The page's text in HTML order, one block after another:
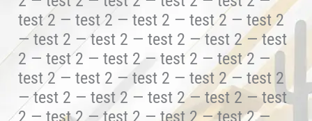
test 2 — test 2 — test 2 — test 2 — test 2
— test 2 — test 2 — test 2 — test 2 — test
2 — test 2 — test 2 — test 2 — test 2 —
test 2 — test 2 — test 2 — test 2 — test 2
— test 2 — test 2 — test 2 — test 2 — test
2 — test 2 — test 2 — test 2 — test 2 —